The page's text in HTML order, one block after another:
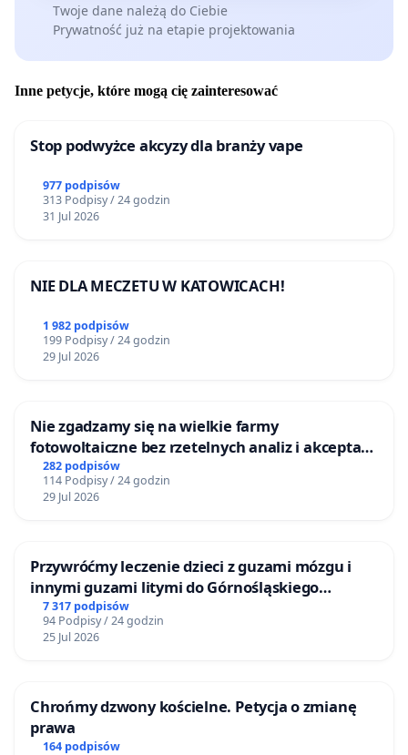
Twoje dane należą do Ciebie
Prywatność już na etapie projektowania
Inne petycje, które mogą cię zainteresować
Stop podwyżce akcyzy dla branży vape
977 podpisów
313 Podpisy / 24 godzin
31 Jul 2026
NIE DLA MECZETU W KATOWICACH!
1 982 podpisów
199 Podpisy / 24 godzin
29 Jul 2026
Nie zgadzamy się na wielkie farmy
fotowoltaiczne bez rzetelnych analiz i akceptacji
mieszkańców
282 podpisów
114 Podpisy / 24 godzin
29 Jul 2026
Przywróćmy leczenie dzieci z guzami mózgu i
innymi guzami litymi do Górnośląskiego
Centrum Zdrowia Dziecka w Katowicach
7 317 podpisów
94 Podpisy / 24 godzin
25 Jul 2026
Chrońmy dzwony kościelne. Petycja o zmianę
prawa
164 podpisów